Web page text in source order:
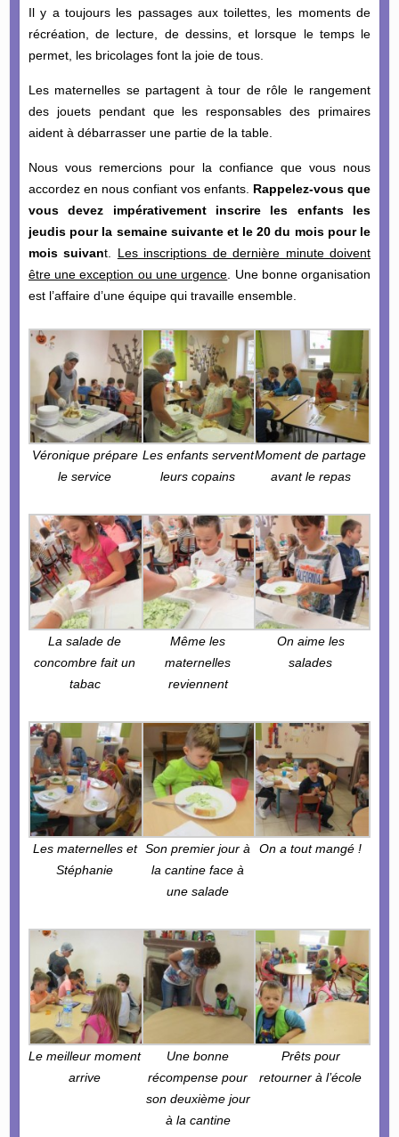
Il y a toujours les passages aux toilettes, les moments de
récréation, de lecture, de dessins, et lorsque le temps le
permet, les bricolages font la joie de tous.
Les maternelles se partagent à tour de rôle le rangement
des jouets pendant que les responsables des primaires
aident à débarrasser une partie de la table.
Nous vous remercions pour la confiance que vous nous
accordez en nous confiant vos enfants. Rappelez-vous que
vous devez impérativement inscrire les enfants les
jeudis pour la semaine suivante et le 20 du mois pour le
mois suivant. Les inscriptions de dernière minute doivent
être une exception ou une urgence . Une bonne organisation
est l’affaire d’une équipe qui travaille ensemble.
Véronique prépare
le service
Les enfants servent
leurs copains
Moment de partage
avant le repas
La salade de
concombre fait un
tabac
Même les
maternelles
reviennent
On aime les
salades
Les maternelles et
Stéphanie
Son premier jour à
la cantine face à
une salade
On a tout mangé !
Le meilleur moment
arrive
Une bonne
récompense pour
son deuxième jour
à la cantine
Prêts pour
retourner à l’école